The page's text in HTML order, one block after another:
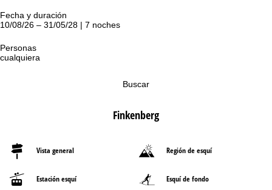
Fecha y duración
10/08/26 – 31/05/28 | 7 noches
Personas
cualquiera
Buscar
Finkenberg
Vista general Región de esquí
Estación esquí Esquí de fondo